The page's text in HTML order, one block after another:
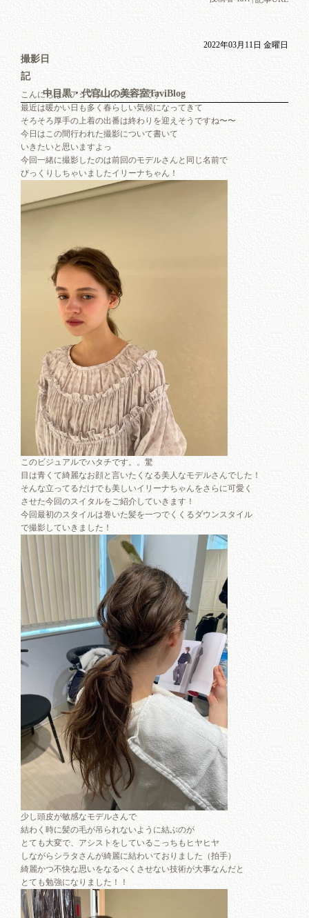
2022年03月11日 金曜日
撮影日
記
中目黒・代官山の美容室TaviBlog
こんにちは！アシスタントのアイです！
最近は暖かい日も多く春らしい気候になってきて
そろそろ厚手の上着の出番は終わりを迎えそうですね〜〜
今日はこの間行われた撮影について書いて
いきたいと思いますよっ
今回一緒に撮影したのは前回のモデルさんと同じ名前で
びっくりしちゃいましたイリーナちゃん！
このビジュアルでハタチです。。驚
目は青くて綺麗なお顔と言いたくなる美人なモデルさんでした！
そんな立ってるだけでも美しいイリーナちゃんをさらに可愛く
させた今回のスイタルをご紹介していきます！
今回最初のスタイルは巻いた髪を一つでくくるダウンスタイル
で撮影していきました！
少し頭皮が敏感なモデルさんで
結わく時に髪の毛が吊られないように結ぶのが
とても大変で、アシストをしているこっちもヒヤヒヤ
しながらシラタさんが綺麗に結わいておりました（拍手）
綺麗かつ不快な思いをなるべくさせない技術が大事なんだと
とても勉強になりました！！